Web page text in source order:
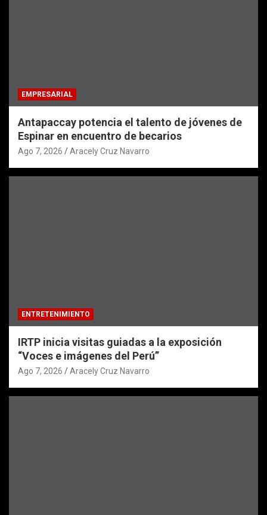
EMPRESARIAL
Antapaccay potencia el talento de jóvenes de
Espinar en encuentro de becarios
Ago 7, 2026 Aracely Cruz Navarro
ENTRETENIMIENTO
IRTP inicia visitas guiadas a la exposición
“Voces e imágenes del Perú”
Ago 7, 2026 Aracely Cruz Navarro